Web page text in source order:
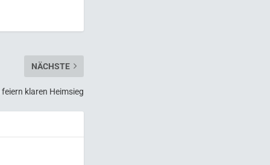
NÄCHSTE
klaren Heimsieg